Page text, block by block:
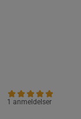
1 anmeldelser